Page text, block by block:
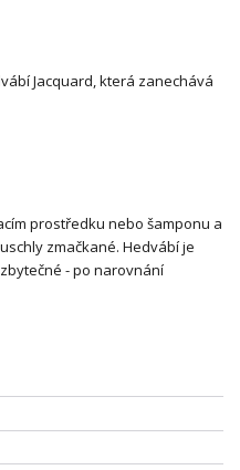
Jacquard, která zanechává
prostředku nebo šamponu a
zmačkané. Hedvábí je
- po narovnání